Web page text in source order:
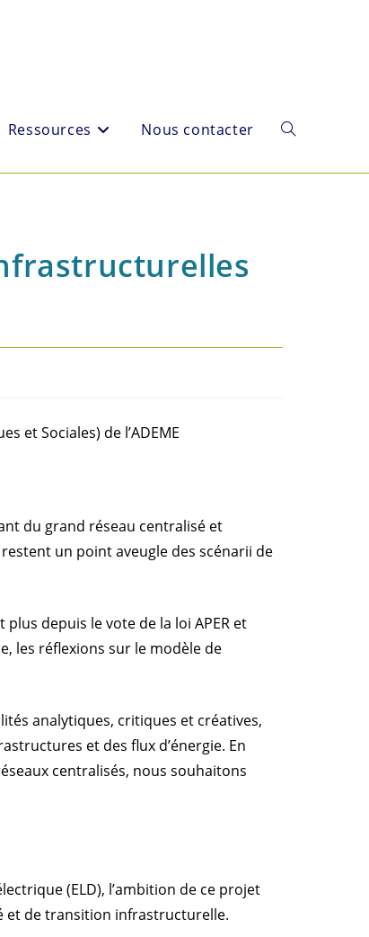
Ressources Nous contacter Toggle
et Sociales) de l’ADEME
du grand réseau centralisé et
un point aveugle des scénarii de
depuis le vote de la loi APER et
les réflexions sur le modèle de
analytiques, critiques et créatives,
et des flux d’énergie. En
centralisés, nous souhaitons
(ELD), l’ambition de ce projet
et de transition infrastructurelle.